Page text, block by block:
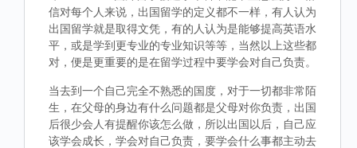
信对每个人来说，出国留学的定义都不一样，有人认为
出国留学就是取得文凭，有的人认为是能够提高英语水
平，或是学到更专业的专业知识等等，当然以上这些都
对，便是更重要的是在留学过程中要学会对自己负责。
当去到一个自己完全不熟悉的国度，对于一切都非常陌
生，在父母的身边有什么问题都是父母对你负责，出国
后很少会人有提醒你该怎么做，所以出国以后，自己应
该学会成长，学会对自己负责，要学会什么事都主动去